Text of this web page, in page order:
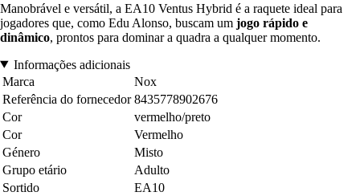
Manobrável e versátil, a EA10 Ventus Hybrid é a raquete ideal para
jogadores que, como Edu Alonso, buscam um jogo rápido e
dinâmico, prontos para dominar a quadra a qualquer momento.
Informações adicionais
Marca
Nox
Referência do fornecedor 8435778902676
Cor
vermelho/preto
Cor
Vermelho
Género
Misto
Grupo etário
Adulto
Sortido
EA10